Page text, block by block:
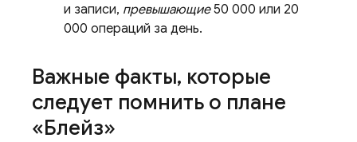
и записи, превышающие50 000 или 20
000 операций за день.
Важные факты, которые
следует помнить о плане
«Блейз»